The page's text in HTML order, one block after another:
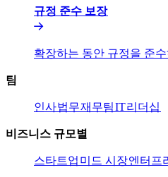
규정 준수 보장​​
확장하는 동안 규정을 준
팀​​
인사​​법무​​재무팀​​IT​​리더십​​
비즈니스 규모별​​
스타트업​​ 미드 시장​​엔터프